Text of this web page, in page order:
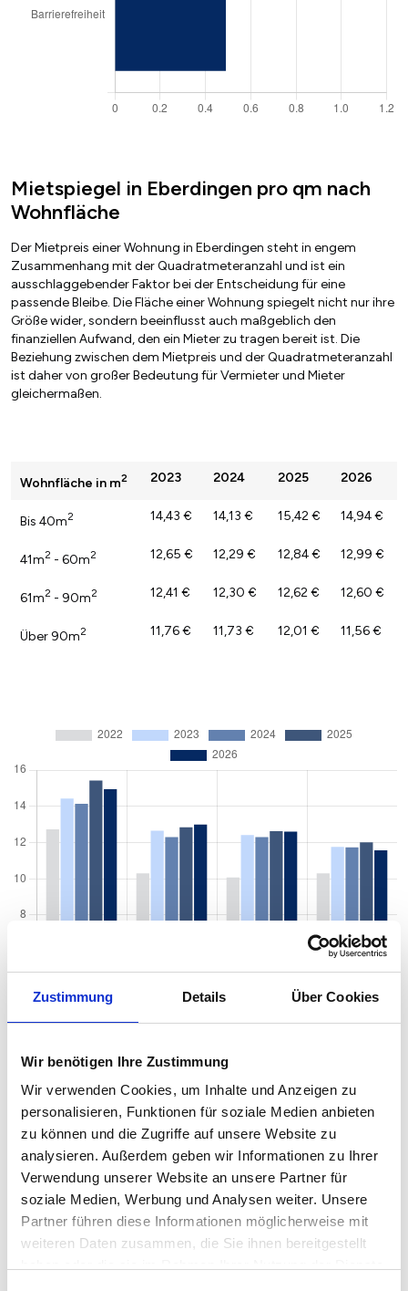
Zustimmung Details Über Cookies
Wir benötigen Ihre Zustimmung
Wir verwenden Cookies, um Inhalte und Anzeigen zu
personalisieren, Funktionen für soziale Medien anbieten
zu können und die Zugriffe auf unsere Website zu
analysieren. Außerdem geben wir Informationen zu Ihrer
Verwendung unserer Website an unsere Partner für
soziale Medien, Werbung und Analysen weiter. Unsere
Partner führen diese Informationen möglicherweise mit
weiteren Daten zusammen, die Sie ihnen bereitgestellt
Mietspiegel in Eberdingen pro qm nach
Wohnfläche
Der Mietpreis einer Wohnung in Eberdingen steht in engem
Zusammenhang mit der Quadratmeteranzahl und ist ein
ausschlaggebender Faktor bei der Entscheidung für eine
passende Bleibe. Die Fläche einer Wohnung spiegelt nicht nur ihre
Größe wider, sondern beeinflusst auch maßgeblich den
finanziellen Aufwand, den ein Mieter zu tragen bereit ist. Die
Beziehung zwischen dem Mietpreis und der Quadratmeteranzahl
ist daher von großer Bedeutung für Vermieter und Mieter
gleichermaßen.
Wohnfläche in m2 2023 2024 2025 2026
Bis 40m2 14,43 € 14,13 € 15,42 € 14,94 €
41m2 - 60m2 12,65 € 12,29 € 12,84 € 12,99 €
61m2 - 90m2 12,41 € 12,30 € 12,62 € 12,60 €
Über 90m2 11,76 € 11,73 € 12,01 € 11,56 €
Mietspiegel nach Baujahr pro qm 2026 in
Eberdingen
Der Mietpreis einer Wohnung in Eberdingen hängt von einer
Vielzahl von Faktoren ab, und eines der entscheidenden Kriterien
ist das Baujahr der Immobilie. Das Alter eines Gebäudes kann
einen erheblichen Einfluss auf den Mietpreis haben, da es